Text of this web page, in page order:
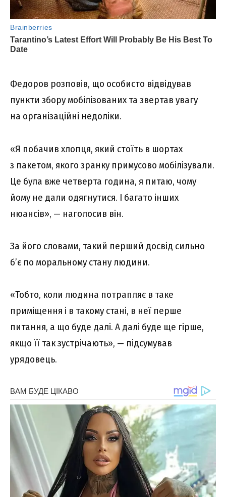
Федоров розповів, що особисто відвідував
пункти збору мобілізованих та звертав увагу
на організаційні недоліки.
«Я побачив хлопця, який стоїть в шортах
з пакетом, якого зранку примусово мобілізували.
Це була вже четверта година, я питаю, чому
йому не дали одягнутися. І багато інших
нюансів», — наголосив він.
За його словами, такий перший досвід сильно
б’є по моральному стану людини.
«Тобто, коли людина потрапляє в таке
приміщення і в такому стані, в неї перше
питання, а що буде далі. А далі буде ще гірше,
якщо її так зустрічають», — підсумував
урядовець.